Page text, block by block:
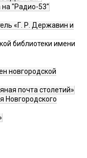
на "Радио-53"
«Г. Р. Державин и
библиотеки имени
новгородской
почта столетий»
Новгородского